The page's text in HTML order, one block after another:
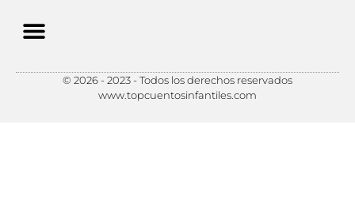
© 2026 - 2023 - Todos los derechos reservados
www.topcuentosinfantiles.com